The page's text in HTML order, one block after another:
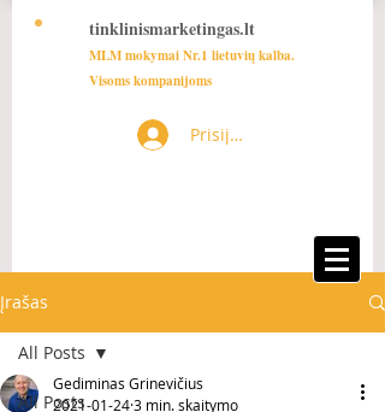
tinklinismarketingas.lt
MLM mokymai Nr.1 lietuvių kalba.
Visoms kompanijoms
Prisijungti
Įrašas
All Posts
All Posts
Gediminas Grinevičius
2021-01-243 min. skaitymo